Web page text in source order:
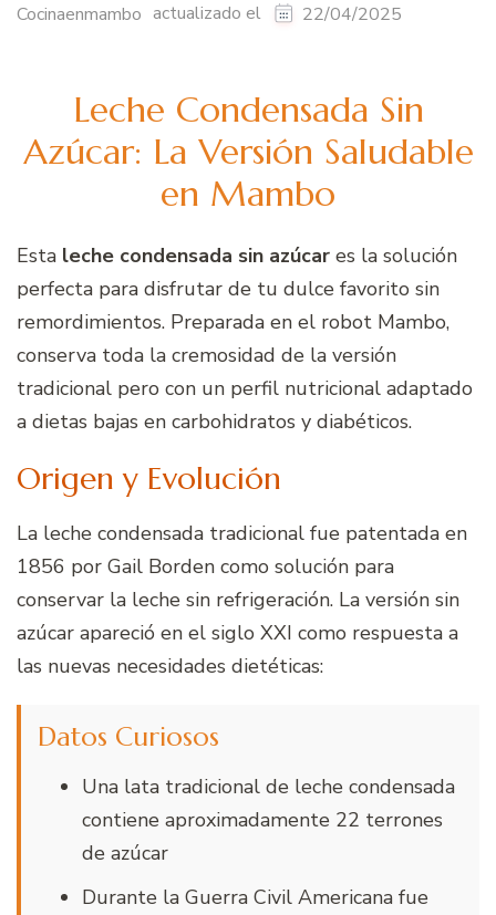
Cocinaenmambo actualizado el 22/04/2025
Leche Condensada Sin
Azúcar: La Versión Saludable
en Mambo
Esta leche condensada sin azúcar es la solución
perfecta para disfrutar de tu dulce favorito sin
remordimientos. Preparada en el robot Mambo,
conserva toda la cremosidad de la versión
tradicional pero con un perfil nutricional adaptado
a dietas bajas en carbohidratos y diabéticos.
Origen y Evolución
La leche condensada tradicional fue patentada en
1856 por Gail Borden como solución para
conservar la leche sin refrigeración. La versión sin
azúcar apareció en el siglo XXI como respuesta a
las nuevas necesidades dietéticas:
Datos Curiosos
Una lata tradicional de leche condensada
contiene aproximadamente 22 terrones
de azúcar
Durante la Guerra Civil Americana fue